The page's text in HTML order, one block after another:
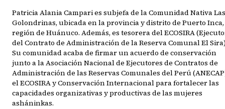
Patricia Alania Campari es subjefa de la Comunidad Nativa Las
Golondrinas, ubicada en la provincia y distrito de Puerto Inca,
región de Huánuco. Además, es tesorera del ECOSIRA
del Contrato de Administración de la Reserva Comunal El
Su comunidad acaba de firmar un acuerdo de conservación
junto a la Asociación Nacional de Ejecutores de Contratos de
Administración de las Reservas Comunales del Perú
el ECOSIRA y Conservación Internacional para fortalecer las
capacidades organizativas y productivas de las mujeres
asháninkas.